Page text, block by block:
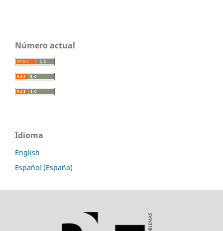
Número actual
Idioma
English
Español (España)